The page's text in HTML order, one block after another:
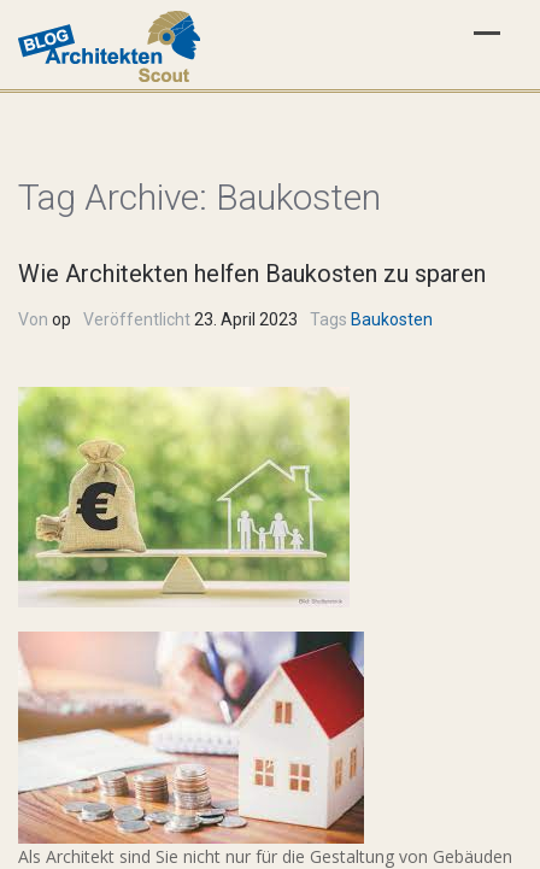
Tag Archive: Baukosten
Wie Architekten helfen Baukosten zu sparen
Von op Veröffentlicht 23. April 2023 Tags Baukosten
Als Architekt sind Sie nicht nur für die Gestaltung von Gebäuden